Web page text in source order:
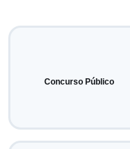
Concurso Público